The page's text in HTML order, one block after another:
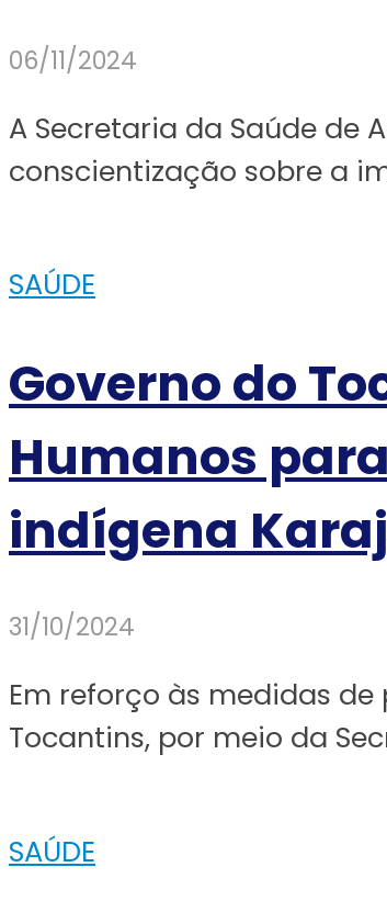
06/11/2024
A Secretaria da Saúde de
conscientização sobre a
SAÚDE
Governo do
Humanos
indígena
31/10/2024
Em reforço às medidas
Tocantins, por meio da
SAÚDE